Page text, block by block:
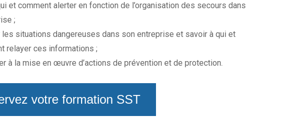
et comment alerter en fonction de l’organisation des secours dans
;
les situations dangereuses dans son entreprise et savoir à qui et
relayer ces informations ;
à la mise en œuvre d’actions de prévention et de protection.
votre formation SST